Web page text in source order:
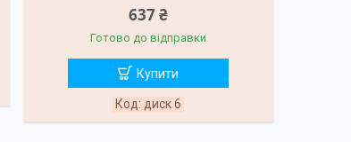
637 ₴
Готово до відправки
Купити
диск 6